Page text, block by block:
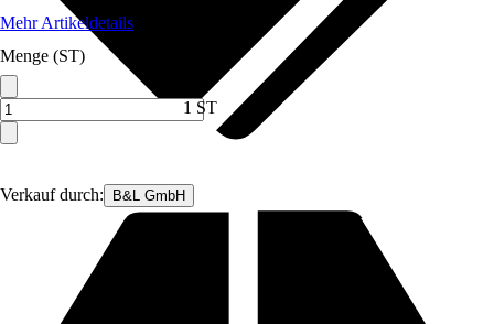
Verkauf durch: B&L GmbH
Mehr Artikeldetails
Menge (ST)
1 ST